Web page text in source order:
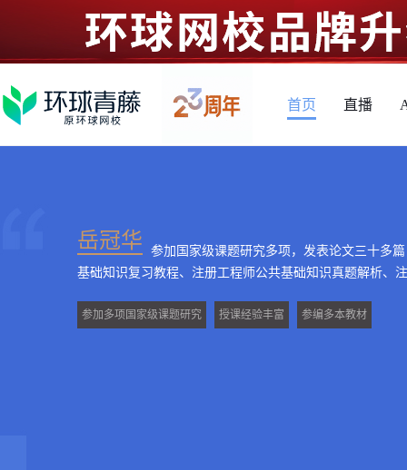
首页 直播
岳冠华 参加国家级课题研究多项，发表论文三十多
基础知识复习教程、注册工程师公共基础知识真题解析、
参加多项国家级课题研究 授课经验丰富 参编多本教材